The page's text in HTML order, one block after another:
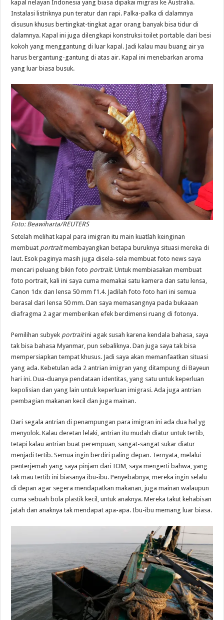
kapal nelayan Indonesia yang biasa dipakai migrasi ke Australia.
Instalasi listriknya pun teratur dan rapi. Palka-palka di dalamnya
disusun khusus bertingkat-tingkat agar orang banyak bisa tidur di
dalamnya. Kapal ini juga dilengkapi konstruksi toilet portable dari besi
kokoh yang menggantung di luar kapal. Jadi kalau mau buang air ya
harus bergantung-gantung di atas air. Kapal ini menebarkan aroma
yang luar biasa busuk.
Foto: Beawiharta/REUTERS
Setelah melihat kapal para imigran itu main kuatlah keinginan
membuat portraitmembayangkan betapa buruknya situasi mereka di
laut. Esok paginya masih juga disela-sela membuat foto news saya
mencari peluang bikin foto portrait. Untuk membiasakan membuat
foto portrait, kali ini saya cuma memakai satu kamera dan satu lensa,
Canon 1dx dan lensa 50 mm f1.4. Jadilah foto foto hari ini semua
berasal dari lensa 50 mm. Dan saya memasangnya pada bukaaan
diafragma 2 agar memberikan efek berdimensi ruang di fotonya.
Pemilihan subyek portraitini agak susah karena kendala bahasa, saya
tak bisa bahasa Myanmar, pun sebaliknya. Dan juga saya tak bisa
mempersiapkan tempat khusus. Jadi saya akan memanfaatkan situasi
yang ada. Kebetulan ada 2 antrian imigran yang ditampung di Bayeun
hari ini. Dua-duanya pendataan identitas, yang satu untuk keperluan
kepolisian dan yang lain untuk keperluan imigrasi. Ada juga antrian
pembagian makanan kecil dan juga mainan.
Dari segala antrian di penampungan para imigran ini ada dua hal yg
menyolok. Kalau deretan lelaki, antrian itu mudah diatur untuk tertib,
tetapi kalau antrian buat perempuan, sangat-sangat sukar diatur
menjadi tertib. Semua ingin berdiri paling depan. Ternyata, melalui
penterjemah yang saya pinjam dari IOM, saya mengerti bahwa, yang
tak mau tertib ini biasanya ibu-ibu. Penyebabnya, mereka ingin selalu
di depan agar segera mendapatkan makanan, juga mainan walaupun
cuma sebuah bola plastik kecil, untuk anaknya. Mereka takut kehabisan
jatah dan anaknya tak mendapat apa-apa. Ibu-ibu memang luar biasa.